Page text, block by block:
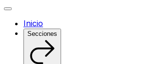
Inicio
Secciones